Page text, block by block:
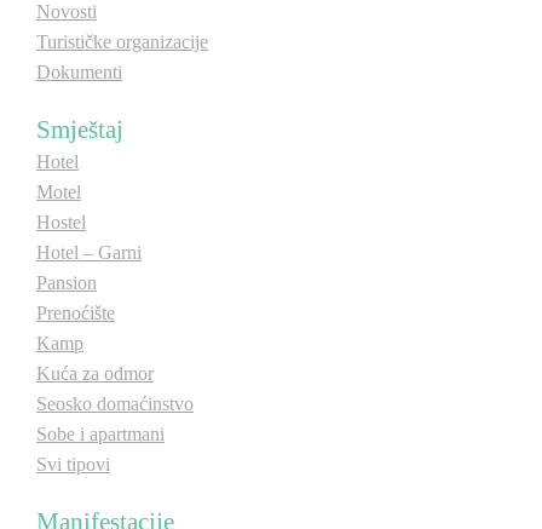
Novosti
Turističke organizacije
Dokumenti
Smještaj
Hotel
Motel
Hostel
Hotel – Garni
Pansion
Prenoćište
Kamp
Kuća za odmor
Seosko domaćinstvo
Sobe i apartmani
Svi tipovi
Manifestacije